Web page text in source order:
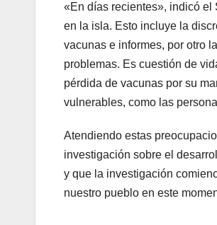
«En días recientes», indicó el
en la isla. Esto incluye la
vacunas e informes, por otro
problemas. Es cuestión de
pérdida de vacunas por su
vulnerables, como las
Atendiendo estas
investigación sobre el
y que la investigación
nuestro pueblo en este